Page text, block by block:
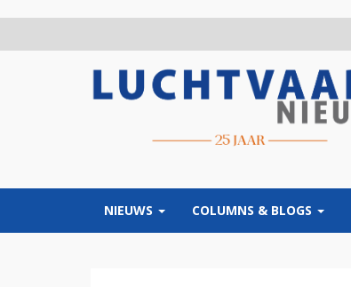
NIEUWS COLUMNS & BLOGS